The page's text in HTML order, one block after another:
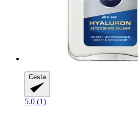
Cesta
5.0 (1)